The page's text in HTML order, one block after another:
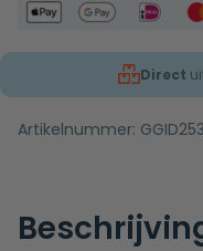
Direct
Artikelnummer: GGID253